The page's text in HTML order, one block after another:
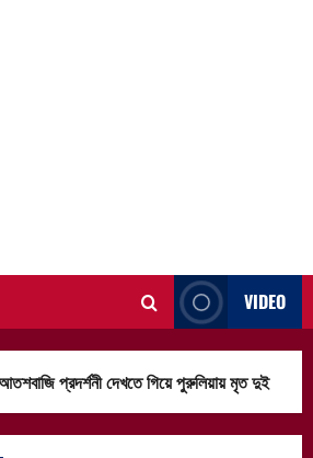
VIDEO
প্রদর্শনী দেখতে গিয়ে পুরুলিয়ায় মৃত দুই